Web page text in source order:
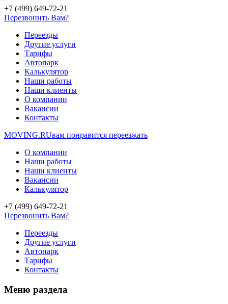
+7 (499) 649-72-21
Перезвонить Вам?
Переезды
Другие услуги
Тарифы
Автопарк
Калькулятор
Наши работы
Наши клиенты
О компании
Вакансии
Контакты
MOVING.RUвам понравится переезжать
О компании
Наши работы
Наши клиенты
Вакансии
Калькулятор
+7 (499) 649-72-21
Перезвонить Вам?
Переезды
Другие услуги
Автопарк
Тарифы
Контакты
Меню раздела